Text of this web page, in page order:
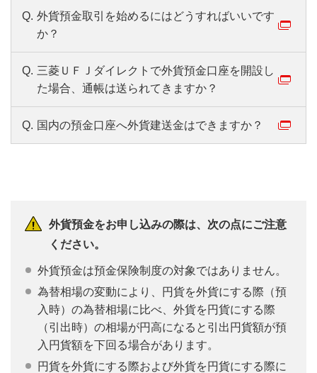
Q. 外貨預金取引を始めるにはどうすればいいです
か？
Q. 三菱ＵＦＪダイレクトで外貨預金口座を開設し
た場合、通帳は送られてきますか？
Q. 国内の預金口座へ外貨建送金はできますか？
外貨預金をお申し込みの際は、次の点にご注意
ください。
外貨預金は預金保険制度の対象ではありません。
為替相場の変動により、円貨を外貨にする際（預
入時）の為替相場に比べ、外貨を円貨にする際
（引出時）の相場が円高になると引出円貨額が預
入円貨額を下回る場合があります。
円貨を外貨にする際および外貨を円貨にする際に